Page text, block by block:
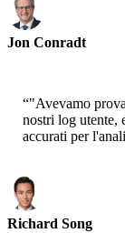
Jon Conradt
“"Avevamo
nostri log utente,
accurati per
Richard Song